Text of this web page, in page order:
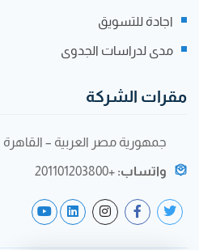
اجادة للتسويق
مدى لدراسات الجدوى
مقرات الشركة
جمهورية مصر العربية – القاهرة
واتساب: +201101203800